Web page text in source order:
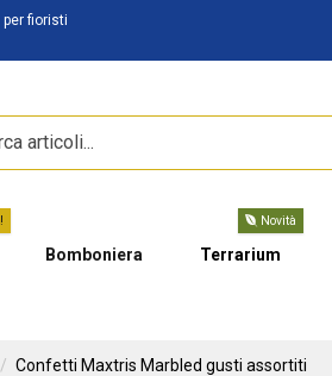
fioristi
Bomboniera Terrarium
Novità
Confetti Maxtris Marbled gusti assortiti